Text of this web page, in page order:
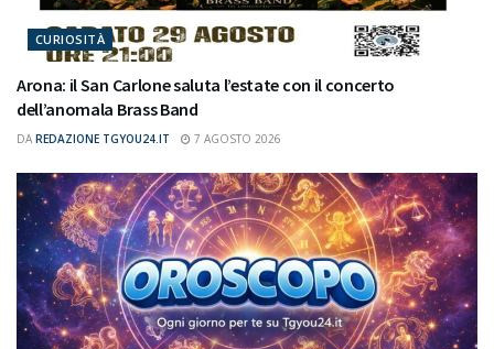
CURIOSITÀ
Arona: il San Carlone saluta l’estate con il concerto
dell’anomala Brass Band
DA REDAZIONE TGYOU24.IT 7 AGOSTO 2026